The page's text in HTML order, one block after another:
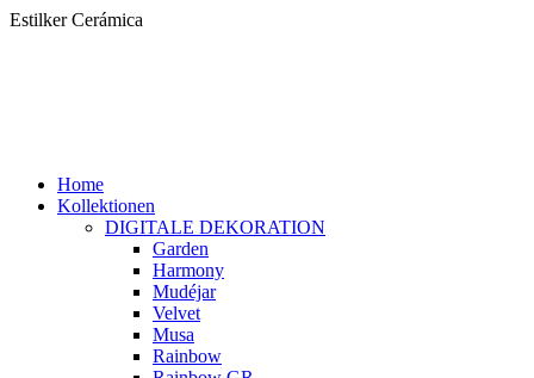
Zum
Estilker Cerámica
Home
Kollektionen
DIGITALE DEKORATION
Garden
Harmony
Mudéjar
Velvet
Musa
Rainbow